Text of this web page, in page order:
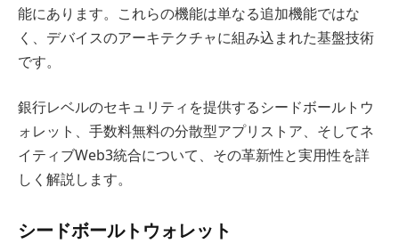
能にあります。これらの機能は単なる追加機能ではな
く、デバイスのアーキテクチャに組み込まれた基盤技術
です。
銀行レベルのセキュリティを提供するシードボールトウ
ォレット、手数料無料の分散型アプリストア、そしてネ
イティブWeb3統合について、その革新性と実用性を詳
しく解説します。
シードボールトウォレット